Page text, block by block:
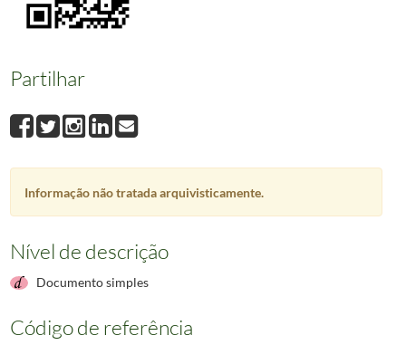
Partilhar
Informação não tratada arquivisticamente.
Nível de descrição
Documento simples
Código de referência